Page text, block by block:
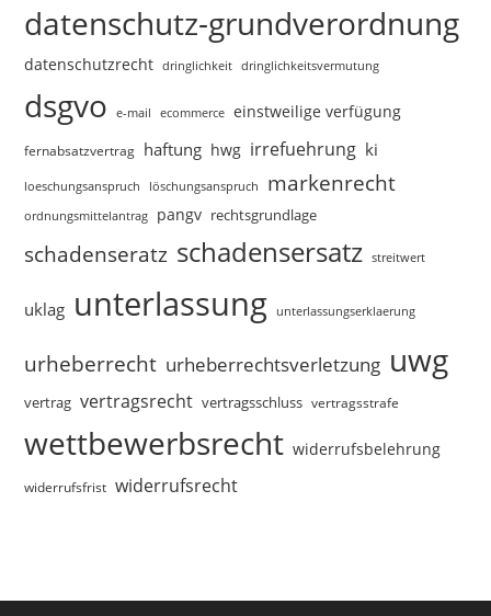
datenschutz-grundverordnung
datenschutzrecht dringlichkeit dringlichkeitsvermutung
dsgvo e-mail ecommerce einstweilige verfügung
fernabsatzvertrag haftung hwg irrefuehrung ki
loeschungsanspruch löschungsanspruch markenrecht
ordnungsmittelantrag pangv rechtsgrundlage
schadenseratz schadensersatz streitwert
uklag unterlassung unterlassungserklaerung
urheberrecht urheberrechtsverletzung uwg
vertrag vertragsrecht vertragsschluss vertragsstrafe
wettbewerbsrecht widerrufsbelehrung
widerrufsfrist widerrufsrecht